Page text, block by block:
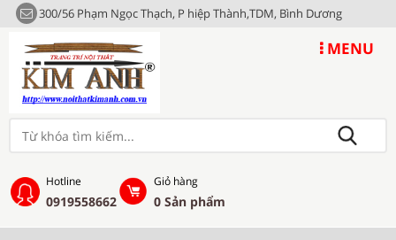
300/56 Phạm Ngọc Thạch, P hiệp Thành,TDM, Bình Dương
MENU
Hotline
0919558662
Giỏ hàng
0 Sản phẩm